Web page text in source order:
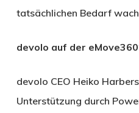
tatsächlichen Bedarf
devolo auf der
devolo CEO Heiko
Unterstützung durch